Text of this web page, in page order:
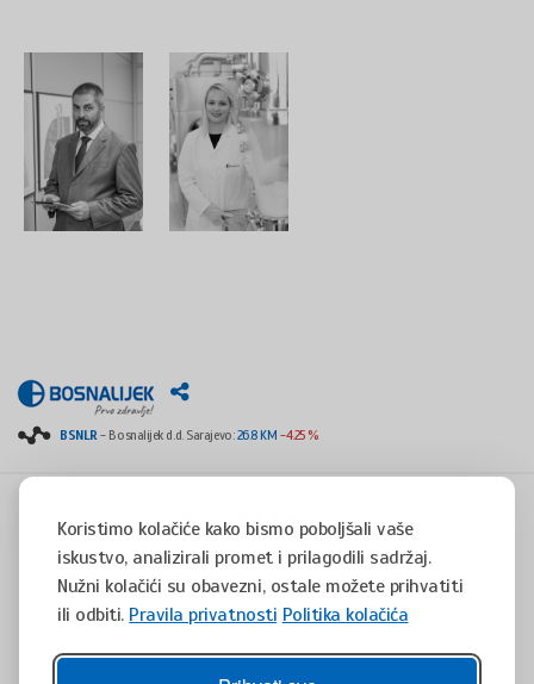
Koristimo kolačiće kako bismo poboljšali vaše
iskustvo, analizirali promet i prilagodili sadržaj.
Nužni kolačići su obavezni, ostale možete prihvatiti
ili odbiti. Pravila privatnosti Politika kolačića
BSNLR- Bosnalijek d.d. Sarajevo:26.8 KM -4.25 %
Copyright © 2008 - 2017 - All rights reserved - Jukićeva 53, 71000 Sarajevo, Bosnia and
Herzegovina
tel. +387(0)33 254 400 - fax. +387(0)33 814 253 -
info@bosnalijek.ba
design byDWS- July 2016